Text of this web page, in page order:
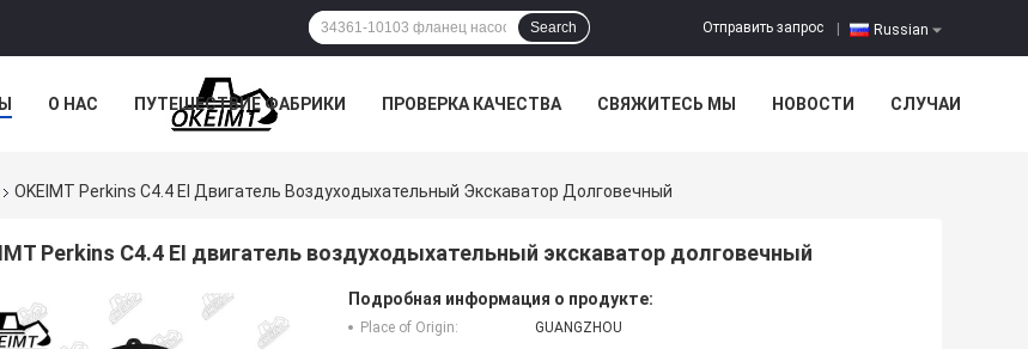
Russian
Отправить запрос
Search
О НАС ПУТЕШЕСТВИЕ ФАБРИКИ ПРОВЕРКА КАЧЕСТВА СВЯЖИТЕСЬ МЫ НОВОСТИ СЛУЧАИ
OKEIMT Perkins C4.4 EI Двигатель Воздуходыхательный Экскаватор Долговечный
Perkins C4.4 EI двигатель воздуходыхательный экскаватор долговечный
Подробная информация о продукте:
Place of Origin:
GUANGZHOU